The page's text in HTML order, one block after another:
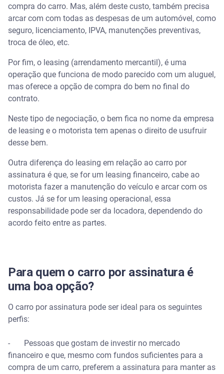
compra do carro. Mas, além deste custo, também precisa
arcar com com todas as despesas de um automóvel, como
seguro, licenciamento, IPVA, manutenções preventivas,
troca de óleo, etc.
Por fim, o leasing (arrendamento mercantil), é uma
operação que funciona de modo parecido com um aluguel,
mas oferece a opção de compra do bem no final do
contrato.
Neste tipo de negociação, o bem fica no nome da empresa
de leasing e o motorista tem apenas o direito de usufruir
desse bem.
Outra diferença do leasing em relação ao carro por
assinatura é que, se for um leasing financeiro, cabe ao
motorista fazer a manutenção do veículo e arcar com os
custos. Já se for um leasing operacional, essa
responsabilidade pode ser da locadora, dependendo do
acordo feito entre as partes.
Para quem o carro por assinatura é
uma boa opção?
O carro por assinatura pode ser ideal para os seguintes
perfis:
- Pessoas que gostam de investir no mercado
financeiro e que, mesmo com fundos suficientes para a
compra de um carro, preferem a assinatura para manter as